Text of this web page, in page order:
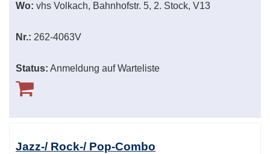
Wo: vhs Volkach, Bahnhofstr. 5, 2. Stock, V13
Nr.: 262-4063V
Status: Anmeldung auf Warteliste
Jazz-/ Rock-/ Pop-Combo